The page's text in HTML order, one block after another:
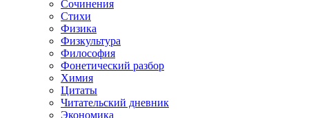
Сочинения
Стихи
Физика
Физкультура
Философия
Фонетический разбор
Химия
Цитаты
Читательский дневник
Экономика